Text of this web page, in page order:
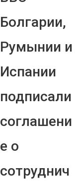
Болгарии,
Румынии и
Испании
подписали
соглашени
е о
сотруднич